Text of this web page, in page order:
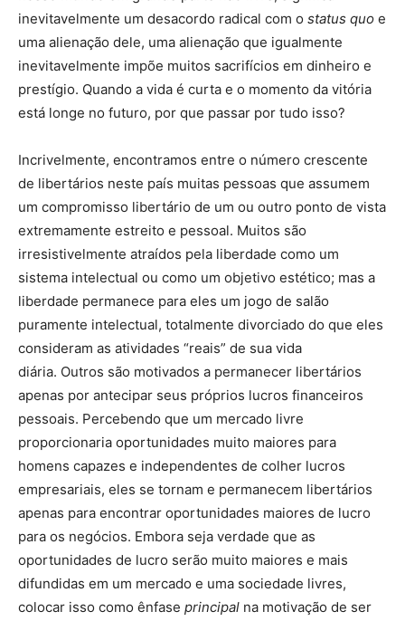
inevitavelmente um desacordo radical com o status quo e
uma alienação dele, uma alienação que igualmente
inevitavelmente impõe muitos sacrifícios em dinheiro e
prestígio. Quando a vida é curta e o momento da vitória
está longe no futuro, por que passar por tudo isso?
Incrivelmente, encontramos entre o número crescente
de libertários neste país muitas pessoas que assumem
um compromisso libertário de um ou outro ponto de vista
extremamente estreito e pessoal. Muitos são
irresistivelmente atraídos pela liberdade como um
sistema intelectual ou como um objetivo estético; mas a
liberdade permanece para eles um jogo de salão
puramente intelectual, totalmente divorciado do que eles
consideram as atividades “reais” de sua vida
diária. Outros são motivados a permanecer libertários
apenas por antecipar seus próprios lucros financeiros
pessoais. Percebendo que um mercado livre
proporcionaria oportunidades muito maiores para
homens capazes e independentes de colher lucros
empresariais, eles se tornam e permanecem libertários
apenas para encontrar oportunidades maiores de lucro
para os negócios. Embora seja verdade que as
oportunidades de lucro serão muito maiores e mais
difundidas em um mercado e uma sociedade livres,
colocar isso como ênfase principal na motivação de ser